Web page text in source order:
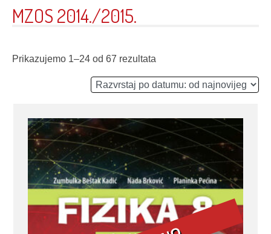
MZOS 2014./2015.
Prikazujemo 1–24 od 67 rezultata